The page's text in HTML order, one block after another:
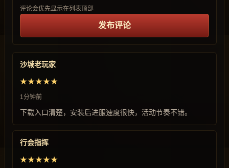
评论会优先显示在列表顶部
发布评论
沙城老玩家
★★★★★
1分钟前
下载入口清楚，安装后进服速度很快，活动节奏不错。
行会指挥
★★★★★